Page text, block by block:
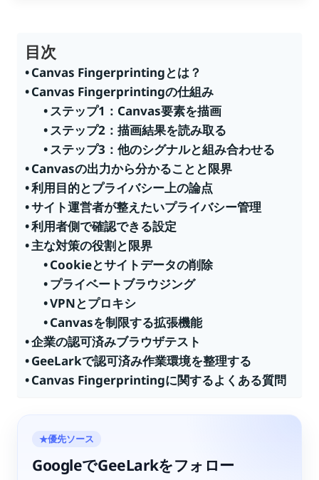
目次
Canvas Fingerprintingとは？
Canvas Fingerprintingの仕組み
ステップ1：Canvas要素を描画
ステップ2：描画結果を読み取る
ステップ3：他のシグナルと組み合わせる
Canvasの出力から分かることと限界
利用目的とプライバシー上の論点
サイト運営者が整えたいプライバシー管理
利用者側で確認できる設定
主な対策の役割と限界
Cookieとサイトデータの削除
プライベートブラウジング
VPNとプロキシ
Canvasを制限する拡張機能
企業の認可済みブラウザテスト
GeeLarkで認可済み作業環境を整理する
Canvas Fingerprintingに関するよくある質問
★優先ソース
GoogleでGeeLarkをフォロー